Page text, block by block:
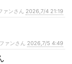
ァンさん 2026,7/4 21:19
ァンさん 2026,7/5 4:49